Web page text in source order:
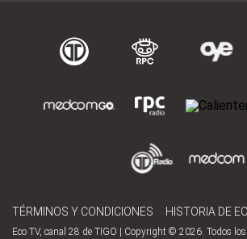
TÉRMINOS Y CONDICIONES HISTORIA DE
Eco TV, canal 28 de TIGO | Copyright © 2026. Todos los